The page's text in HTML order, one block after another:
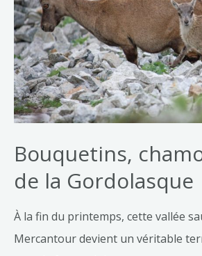
Bouquetins,
de la Gordolasque
À la fin du printemps, cette vallée
Mercantour devient un véritable